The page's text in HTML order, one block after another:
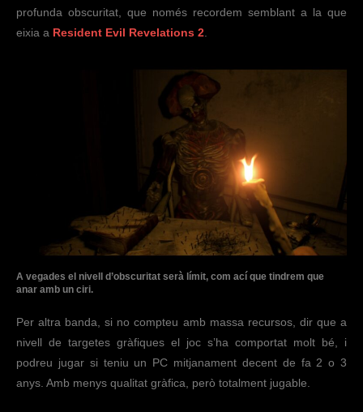
profunda obscuritat, que només recordem semblant a la que
eixia a Resident Evil Revelations 2.
A vegades el nivell d’obscuritat serà límit, com ací que tindrem que
anar amb un ciri.
Per altra banda, si no compteu amb massa recursos, dir que a
nivell de targetes gràfiques el joc s’ha comportat molt bé, i
podreu jugar si teniu un PC mitjanament decent de fa 2 o 3
anys. Amb menys qualitat gràfica, però totalment jugable.